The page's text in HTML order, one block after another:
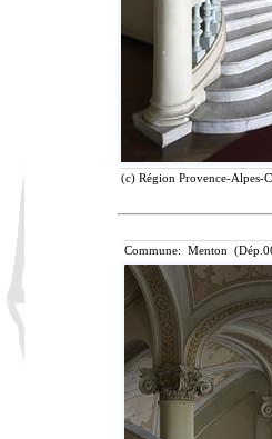
(c) Région Provence-Alpes-
Commune: Menton